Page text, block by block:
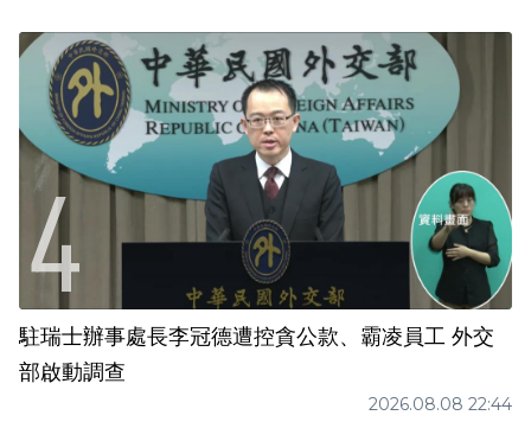
駐瑞士辦事處長李冠德遭控貪公款、霸凌員工 外交
部啟動調查
2026.08.08 22:44